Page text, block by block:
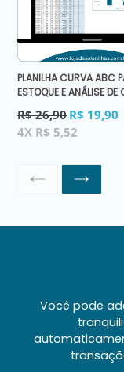
PLANILHA CURVA ABC
ESTOQUE E ANÁLISE DE
Preço
normal
R$ 26,90 R$ 19,90
4X R$ 5,52
ANTERIORSEGUINTE
Você pode